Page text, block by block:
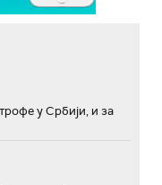
у Србији, и за